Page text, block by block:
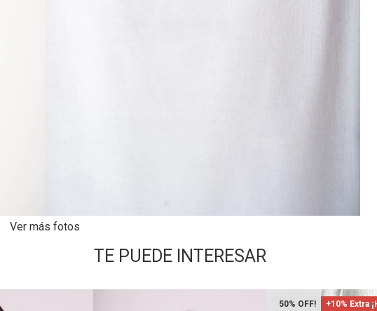
Ver más fotos
TE PUEDE INTERESAR
50 +10% Extra